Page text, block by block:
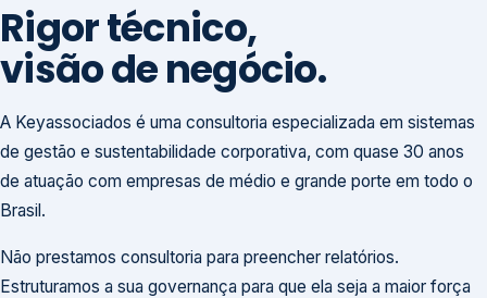
Rigor técnico,
visão de negócio.
A Keyassociados é uma consultoria especializada em sistemas
de gestão e sustentabilidade corporativa, com quase 30 anos
de atuação com empresas de médio e grande porte em todo o
Brasil.
Não prestamos consultoria para preencher relatórios.
Estruturamos a sua governança para que ela seja a maior força